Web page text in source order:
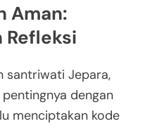
Aman:
Refleksi
santriwati Jepara,
dengan
menciptakan kode